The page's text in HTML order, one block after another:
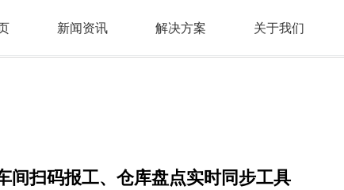
新闻资讯 解决方案 关于我们
间扫码报工、仓库盘点实时同步工具